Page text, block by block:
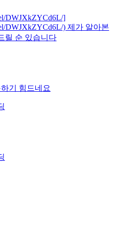
DWJXkZYCd6L/]
DWJXkZYCd6L/) 제가 알아본
릴 순 있습니다
기 힘드네요